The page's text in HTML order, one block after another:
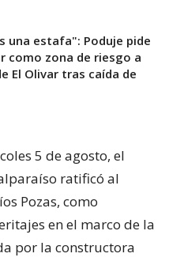
una estafa": Poduje pide
como zona de riesgo a
El Olivar tras caída de
5 de agosto, el
ratificó al
Pozas, como
en el marco de la
por la constructora